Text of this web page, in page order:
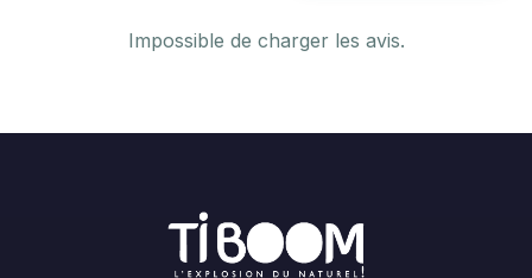
Impossible de charger les avis.